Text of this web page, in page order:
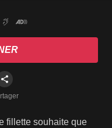
fillette souhaite que